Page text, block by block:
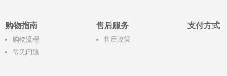
购物指南
购物流程
常见问题
售后服务
售后政策
支付方式